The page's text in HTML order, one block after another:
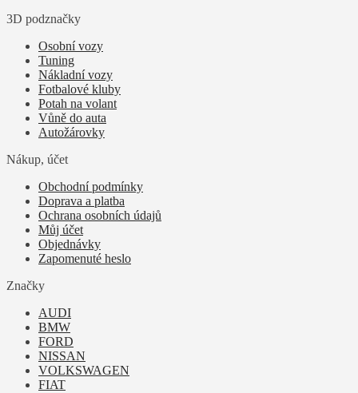
3D podznačky
Osobní vozy
Tuning
Nákladní vozy
Fotbalové kluby
Potah na volant
Vůně do auta
Autožárovky
Nákup, účet
Obchodní podmínky
Doprava a platba
Ochrana osobních údajů
Můj účet
Objednávky
Zapomenuté heslo
Značky
AUDI
BMW
FORD
NISSAN
VOLKSWAGEN
FIAT